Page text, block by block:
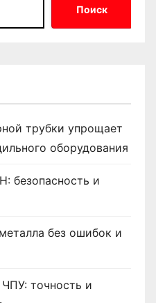
Поиск
трубки упрощает
оборудования
безопасность и
без ошибок и
точность и